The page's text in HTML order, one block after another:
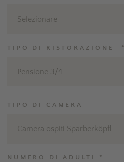
Selezionare
TIPO DI RISTORAZIONE *
Pensione 3/4
TIPO DI CAMERA
Camera ospiti Sparberköpfl
NUMERO DI ADULTI *